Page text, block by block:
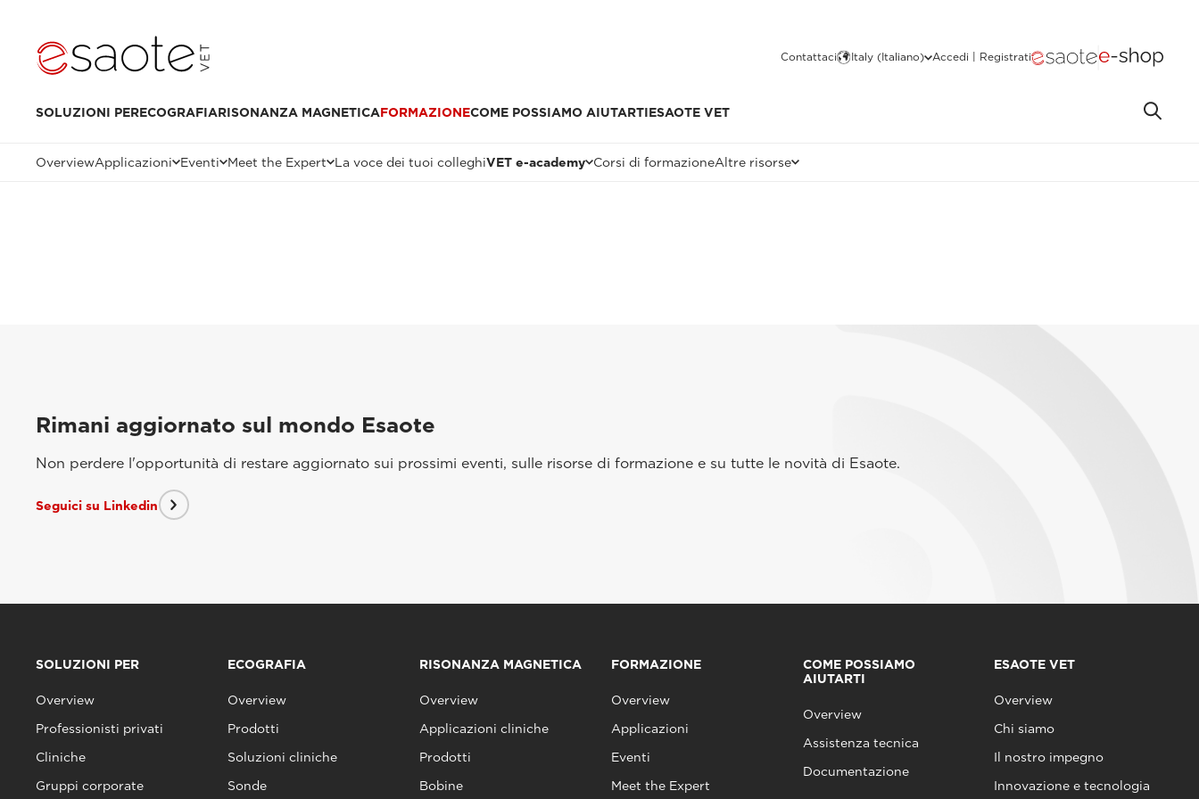
Contattaci Italy (Italiano) Accedi | Registrati
SOLUZIONI PERECOGRAFIARISONANZA MAGNETICAFORMAZIONECOME POSSIAMO AIUTARTIESAOTE VET
OverviewApplicazioni Eventi Meet the Expert La voce dei tuoi colleghiVET e-academy Corsi di formazioneAltre risorse
Rimani aggiornato sul mondo Esaote
Non perdere l'opportunità di restare aggiornato sui prossimi eventi, sulle risorse di formazione e su tutte le novità di Esaote.
Seguici su Linkedin
SOLUZIONI PER
Overview
Professionisti privati
Cliniche
Gruppi corporate
ECOGRAFIA
Overview
Prodotti
Soluzioni cliniche
Sonde
RISONANZA MAGNETICA
Overview
Applicazioni cliniche
Prodotti
Bobine
FORMAZIONE
Overview
Applicazioni
Eventi
Meet the Expert
COME POSSIAMO
AIUTARTI
Overview
Assistenza tecnica
Documentazione
ESAOTE VET
Overview
Chi siamo
Il nostro impegno
Innovazione e tecnologia